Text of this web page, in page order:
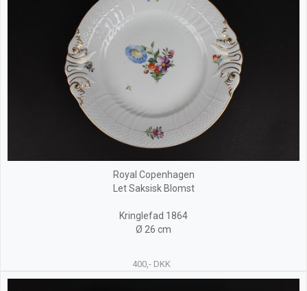
Royal Copenhagen
Let Saksisk Blomst
Kringlefad 1864
Ø 26 cm
400,- DKK